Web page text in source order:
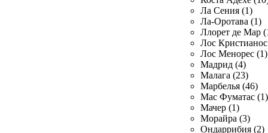
Ла Сения (1)
Ла-Оротава (1)
Ллорет де Мар
Лос
Лос Менорес (1)
Мадрид (4)
Малага (23)
Марбелья (46)
Мас Фуматас (1)
Мачер (1)
Морайра (3)
Ондаррибия (2)